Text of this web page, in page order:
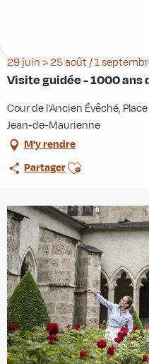
principal
29 juin > 25 août / 1
Visite guidée - 1000
Cour de l'Ancien Évêché,
Jean-de-Maurienne
M'y rendre
PartagerAjouter aux favoris